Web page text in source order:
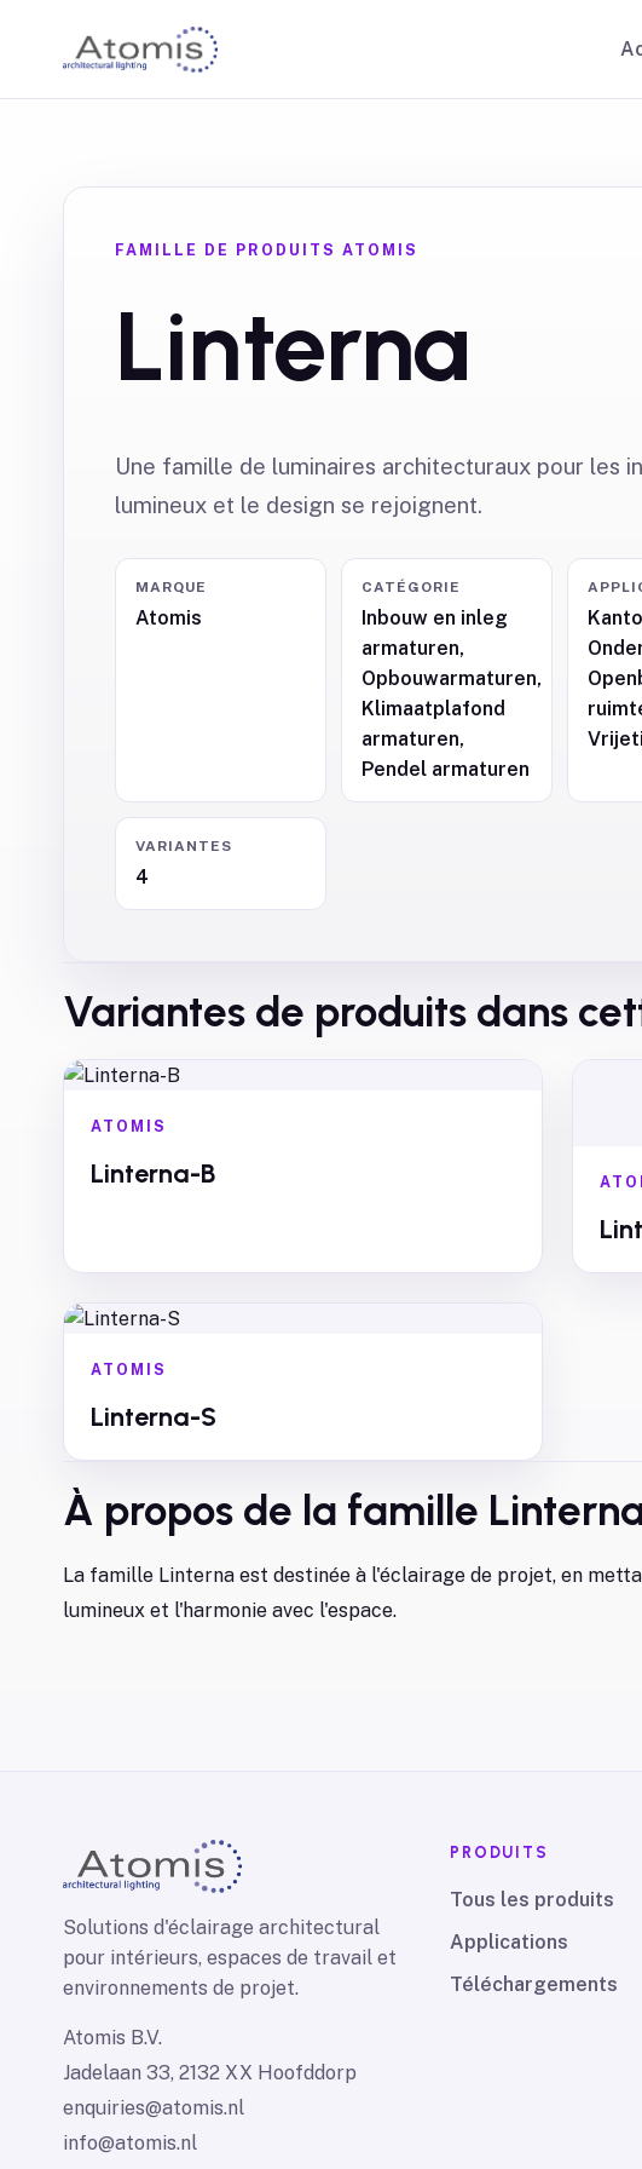
FAMILLE DE PRODUITS ATOMIS
Linterna
Une famille de luminaires architecturaux pour les
lumineux et le design se rejoignent.
MARQUE
Atomis
CATÉGORIE
Inbouw en inleg
armaturen,
Opbouwarmaturen,
Klimaatplafond
armaturen,
Pendel armaturen
VARIANTES
4
Variantes de produits dans
ATOMIS
Linterna-B
ATOMIS
Linterna-S
À propos de la famille
La famille Linterna est destinée à l'éclairage de projet, en
lumineux et l'harmonie avec l'espace.
Solutions d'éclairage architectural
pour intérieurs, espaces de travail et
environnements de projet.
Atomis B.V.
Jadelaan 33, 2132 XX Hoofddorp
enquiries@atomis.nl
info@atomis.nl
PRODUITS
Tous les produits
Applications
Téléchargements